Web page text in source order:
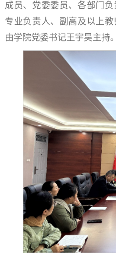
成员、党委委员、各部门
专业负责人、副高及以上
由学院党委书记王宇昊主持。